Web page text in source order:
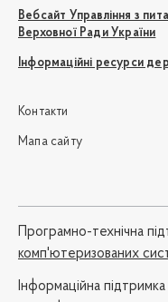
Вебсайт Управління з
Верховної Ради України
Інформаційні ресурси
Контакти
Мапа сайту
Програмно-технічна
комп'ютеризованих
Iнформаційна